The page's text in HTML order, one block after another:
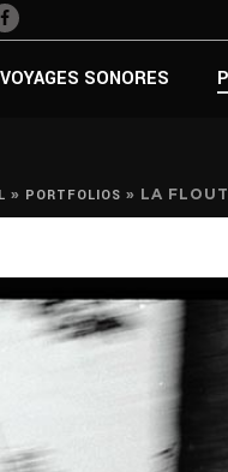
VOYAGES SONORES
» PORTFOLIOS » LA